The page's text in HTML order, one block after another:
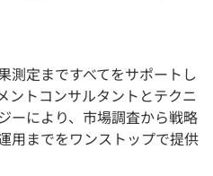
測定まですべてをサポートし
ントコンサルタントとテクニ
ーにより、市場調査から戦略
用までをワンストップで提供